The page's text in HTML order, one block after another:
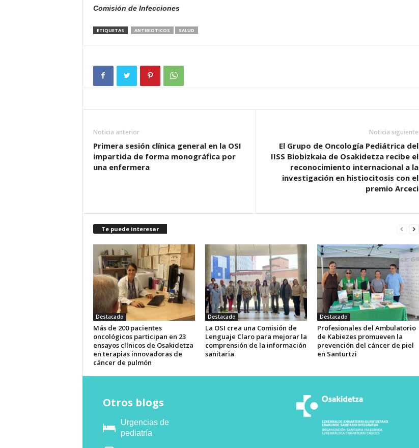
Comisión de Infecciones
ETIQUETAS ANTIBIOTICOS SALUD
Noticia anterior
Primera sesión clínica general en la OSI
impartida de forma monográfica por
una enfermera
Noticia siguiente
El Grupo de Oncología Pediátrica del
IISS Biobizkaia de Osakidetza recibe el
reconocimiento internacional a la
investigación en histiocitosis con el
premio Arceci
Te puede interesar
Destacado
Más de 200 pacientes
oncológicos participan en 23
ensayos clínicos de Osakidetza
en terapias innovadoras de
cáncer de pulmón
Destacado
La OSI crea una Comisión de
Lenguaje Claro para mejorar la
comprensión de la información
sanitaria
Destacado
Profesionales del Ambulatorio
de Kabiezes promueven la
prevención del cáncer de piel
en Santurtzi
Otros blogs
Urgencias de
pediatría